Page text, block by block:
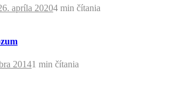
apríla 20204 min čítania
20141 min čítania